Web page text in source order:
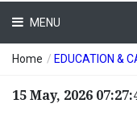
MENU
Home / EDUCATION &
15 May, 2026